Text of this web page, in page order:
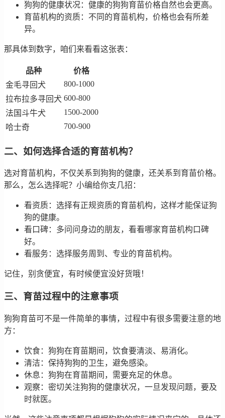
狗狗的健康状况：健康的狗狗育苗价格自然也会更高。
育苗机构的资质：不同的育苗机构，价格也会有所差
异。
那具体到数字，咱们来看看这张表：
品种
价格
金毛寻回犬
800-1000
拉布拉多寻回犬 600-800
法国斗牛犬
1500-2000
哈士奇
700-900
二、如何选择合适的育苗机构？
选对育苗机构，不仅关系到狗狗的健康，还关系到育苗价格。
那么，怎么选择呢？小编给你支几招：
看资质：选择有正规资质的育苗机构，这样才能保证狗
狗的健康。
看口碑：多问问身边的朋友，看看哪家育苗机构口碑
好。
看服务：选择服务周到、专业的育苗机构。
记住，别贪便宜，有时候便宜没好货哦！
三、育苗过程中的注意事项
狗狗育苗可不是一件简单的事情，过程中有很多需要注意的地
方：
饮食：狗狗在育苗期间，饮食要清淡、易消化。
清洁：保持狗狗的卫生，避免感染。
休息：狗狗在育苗期间，需要充足的休息。
观察：密切关注狗狗的健康状况，一旦发现问题，要及
时就医。